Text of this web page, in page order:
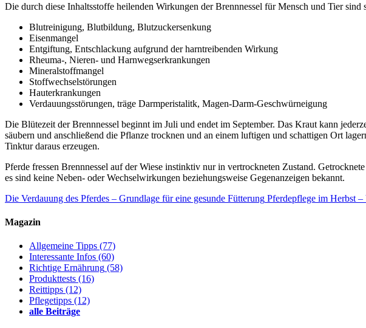
Die durch diese Inhaltsstoffe heilenden Wirkungen der Brennnessel für Mensch und Tier
Blutreinigung, Blutbildung, Blutzuckersenkung
Eisenmangel
Entgiftung, Entschlackung aufgrund der harntreibenden Wirkung
Rheuma-, Nieren- und Harnwegserkrankungen
Mineralstoffmangel
Stoffwechselstörungen
Hauterkrankungen
Verdauungsstörungen, träge Darmperistalitk, Magen-Darm-Geschwürneigung
Die Blütezeit der Brennnessel beginnt im Juli und endet im September. Das Kraut kann
säubern und anschließend die Pflanze trocknen und an einem luftigen und schattigen Ort
Tinktur daraus erzeugen.
Pferde fressen Brennnessel auf der Wiese instinktiv nur in vertrockneten Zustand.
es sind keine Neben- oder Wechselwirkungen beziehungsweise Gegenanzeigen bekannt.
Die Verdauung des Pferdes – Grundlage für eine gesunde Fütterung Pferdepflege im Herbst
Magazin
Allgemeine Tipps (77)
Interessante Infos (60)
Richtige Ernährung (58)
Produkttests (16)
Reittipps (12)
Pflegetipps (12)
alle Beiträge